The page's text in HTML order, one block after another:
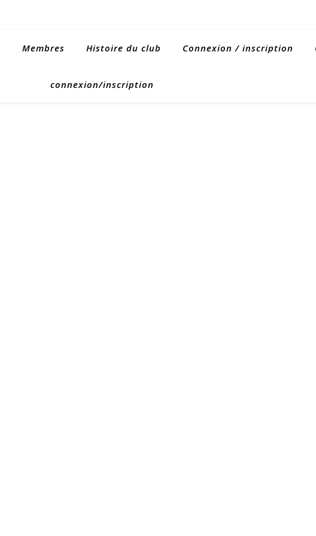
Membres Histoire du club Connexion / inscription
connexion/inscription